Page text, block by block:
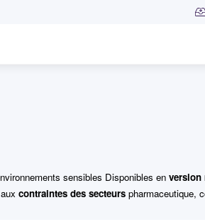
sensibles Disponibles en version
contraintes des secteurs pharmaceutique,